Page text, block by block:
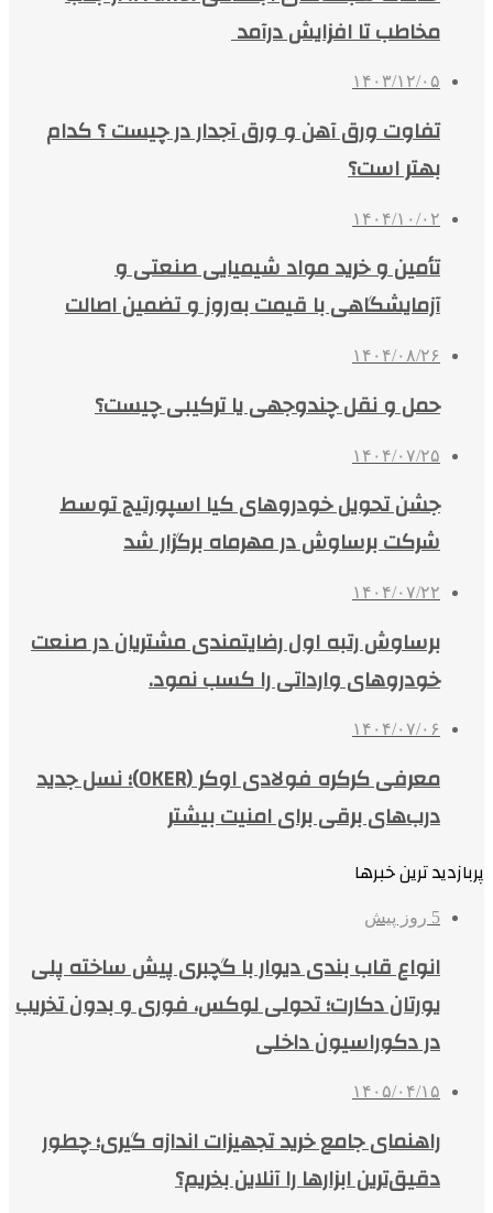
مخاطب تا افزایش درآمد
۱۴۰۳/۱۲/۰۵
تفاوت ورق آهن و ورق آجدار در چیست ؟ کدام
بهتر است؟
۱۴۰۴/۱۰/۰۲
تأمین و خرید مواد شیمیایی صنعتی و
آزمایشگاهی با قیمت به‌روز و تضمین اصالت
۱۴۰۴/۰۸/۲۶
حمل و نقل چندوجهی یا ترکیبی چیست؟
۱۴۰۴/۰۷/۲۵
جشن تحویل خودروهای کیا اسپورتیج توسط
شرکت برساوش در مهرماه برگزار شد
۱۴۰۴/۰۷/۲۲
برساوش رتبه اول رضایتمندی مشتریان در صنعت
خودروهای وارداتی را کسب نمود.
۱۴۰۴/۰۷/۰۶
معرفی کرکره فولادی اوکر (OKER)؛ نسل جدید
درب‌های برقی برای امنیت بیشتر
پربازدید ترین خبرها
5 روز پیش
انواع قاب بندی دیوار با گچبری پیش ساخته پلی
یورتان دکارت؛ تحولی لوکس، فوری و بدون تخریب
در دکوراسیون داخلی
۱۴۰۵/۰۴/۱۵
راهنمای جامع خرید تجهیزات اندازه گیری؛ چطور
دقیق‌ترین ابزارها را آنلاین بخریم؟